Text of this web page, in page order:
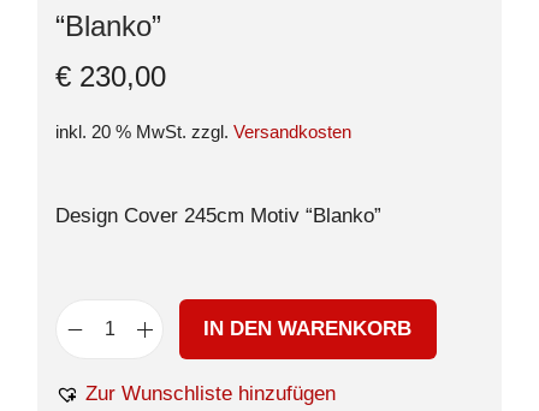
“Blanko”
€ 230,00
inkl. 20 % MwSt. zzgl. Versandkosten
Design Cover 245cm Motiv “Blanko”
IN DEN WARENKORB
Zur Wunschliste hinzufügen